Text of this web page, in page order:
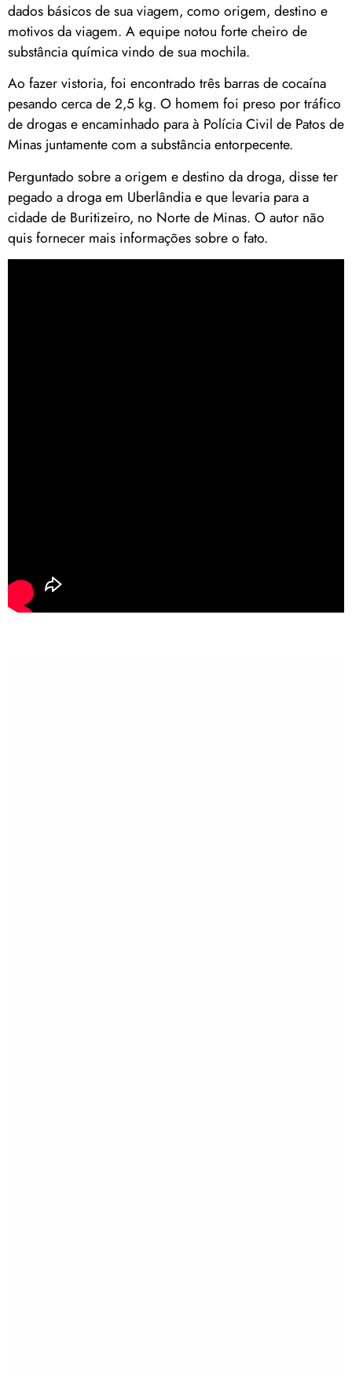
dados básicos de sua viagem, como origem, destino e
motivos da viagem. A equipe notou forte cheiro de
substância química vindo de sua mochila.
Ao fazer vistoria, foi encontrado três barras de cocaína
pesando cerca de 2,5 kg. O homem foi preso por tráfico
de drogas e encaminhado para à Polícia Civil de Patos de
Minas juntamente com a substância entorpecente.
Perguntado sobre a origem e destino da droga, disse ter
pegado a droga em Uberlândia e que levaria para a
cidade de Buritizeiro, no Norte de Minas. O autor não
quis fornecer mais informações sobre o fato.